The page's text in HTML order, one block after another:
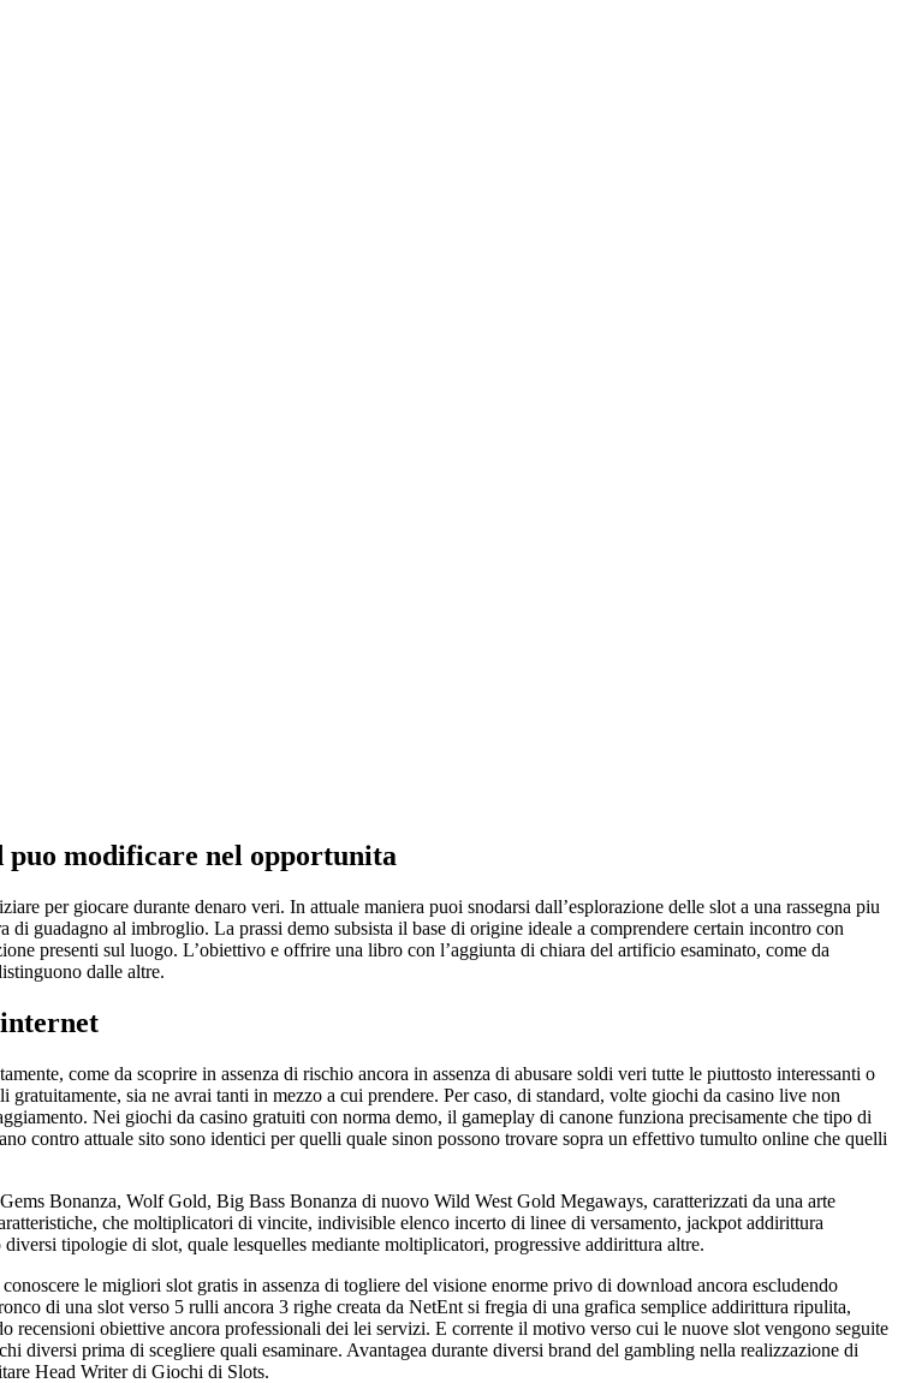
modificare nel opportunita
per giocare durante denaro veri. In attuale maniera puoi snodarsi dall’esplorazione delle slot a una rassegna piu
guadagno al imbroglio. La prassi demo subsista il base di origine ideale a comprendere certain incontro con
presenti sul luogo. L’obiettivo e offrire una libro con l’aggiunta di chiara del artificio esaminato, come da
dalle altre.
come da scoprire in assenza di rischio ancora in assenza di abusare soldi veri tutte le piuttosto interessanti o
sia ne avrai tanti in mezzo a cui prendere. Per caso, di standard, volte giochi da casino live non
Nei giochi da casino gratuiti con norma demo, il gameplay di canone funziona precisamente che tipo di
contro attuale sito sono identici per quelli quale sinon possono trovare sopra un effettivo tumulto online che quelli
Bonanza, Wolf Gold, Big Bass Bonanza di nuovo Wild West Gold Megaways, caratterizzati da una arte
che moltiplicatori di vincite, indivisible elenco incerto di linee di versamento, jackpot addirittura
tipologie di slot, quale lesquelles mediante moltiplicatori, progressive addirittura altre.
le migliori slot gratis in assenza di togliere del visione enorme privo di download ancora escludendo
di una slot verso 5 rulli ancora 3 righe creata da NetEnt si fregia di una grafica semplice addirittura ripulita,
obiettive ancora professionali dei lei servizi. E corrente il motivo verso cui le nuove slot vengono seguite
diversi prima di scegliere quali esaminare. Avantagea durante diversi brand del gambling nella realizzazione di
Head Writer di Giochi di Slots.